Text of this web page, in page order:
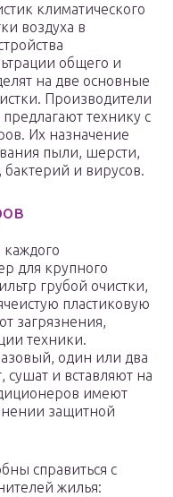
климатического
воздуха в
общего и
на две основные
Производители
технику с
Их назначение
пыли, шерсти,
бактерий и вирусов.
для крупного
грубой очистки,
пластиковую
загрязнения,
техники.
один или два
сушат и вставляют на
имеют
защитной
справиться с
жилья: